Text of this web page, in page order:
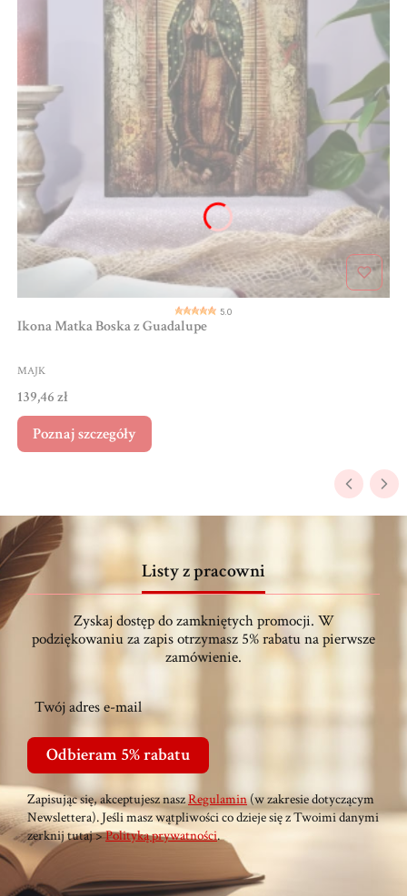
5.0
Ikona Matka Boska z Guadalupe
MAJK
Cena
139,46 zł
Poznaj szczegóły
Listy z pracowni
Zyskaj dostęp do zamkniętych promocji. W
podziękowaniu za zapis otrzymasz 5% rabatu na pierwsze
zamówienie.
Twój adres e-mail
Odbieram 5% rabatu
Zapisując się, akceptujesz naszRegulamin(w zakresie dotyczącym
Newslettera). Jeśli masz wątpliwości co dzieje się z Twoimi danymi
zerknij tutaj >Polityką prywatności.